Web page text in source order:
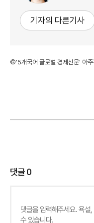
기자의 다른기사
©'5개국어 글로벌 경제신문' 아주
댓글0